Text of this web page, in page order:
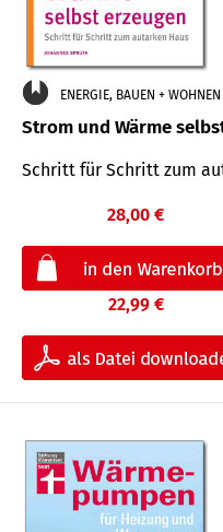
ENERGIE, BAUEN + WOHNEN
Strom und Wärme
Schritt für Schritt zum
28,00 €
22,99 €